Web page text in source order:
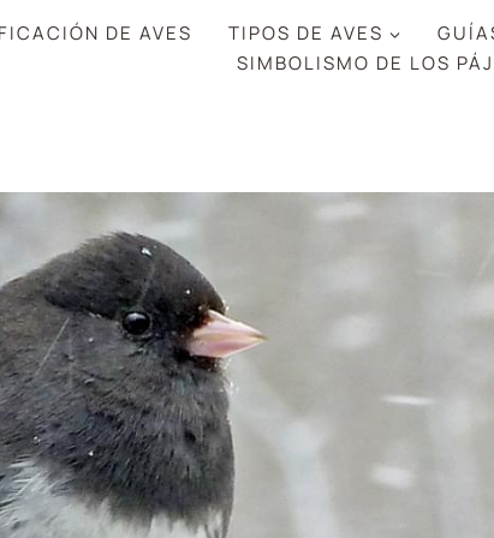
DE AVES TIPOS DE AVES
SIMBOLISMO DE LOS